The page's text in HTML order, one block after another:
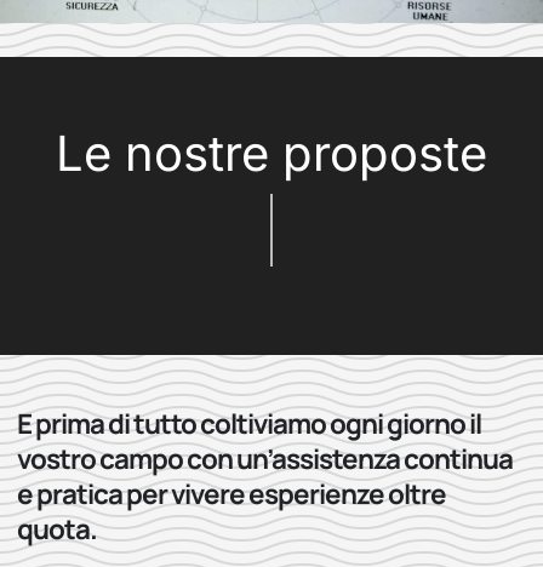
Le nostre proposte
E prima di tutto coltiviamo ogni giorno il
vostro campo con un’assistenza continua
e pratica per vivere esperienze oltre
quota.